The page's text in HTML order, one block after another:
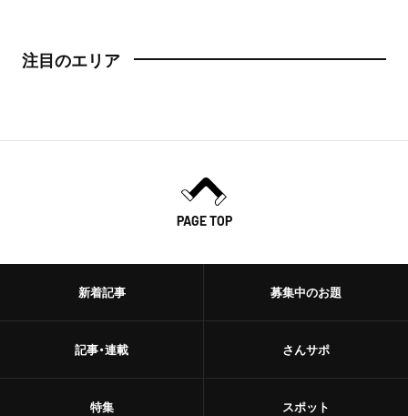
注目のエリア
PAGE TOP
新着記事
記事・連載
特集
募集中のお題
さんサポ
スポット